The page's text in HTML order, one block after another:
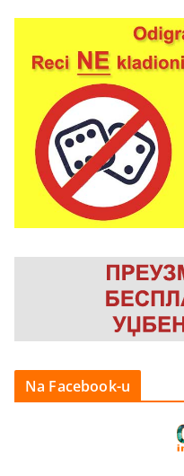
Na Facebook-u